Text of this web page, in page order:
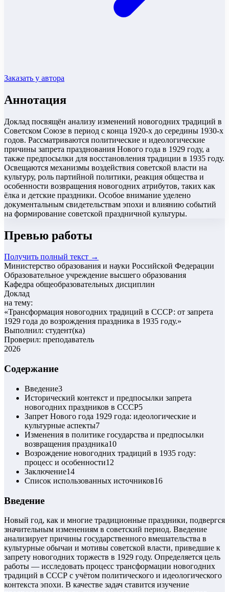
Заказать у автора
Аннотация
Доклад посвящён анализу изменений новогодних традиций в
Советском Союзе в период с конца 1920-х до середины 1930-х
годов. Рассматриваются политические и идеологические
причины запрета празднования Нового года в 1929 году, а
также предпосылки для восстановления традиции в 1935 году.
Освещаются механизмы воздействия советской власти на
культуру, роль партийной политики, реакция общества и
особенности возвращения новогодних атрибутов, таких как
ёлка и детские праздники. Особое внимание уделено
документальным свидетельствам эпохи и влиянию событий
на формирование советской праздничной культуры.
Превью работы
Получить полный текст →
Министерство образования и науки Российской Федерации
Образовательное учреждение высшего образования
Кафедра общеобразовательных дисциплин
Доклад
на тему:
«Трансформация новогодних традиций в СССР: от запрета
1929 года до возрождения праздника в 1935 году.»
Выполнил: студент(ка)
Проверил: преподаватель
2026
Содержание
Введение3
Исторический контекст и предпосылки запрета
новогодних праздников в СССР5
Запрет Нового года 1929 года: идеологические и
культурные аспекты7
Изменения в политике государства и предпосылки
возвращения праздника10
Возрождение новогодних традиций в 1935 году:
процесс и особенности12
Заключение14
Список использованных источников16
Введение
Новый год, как и многие традиционные праздники, подвергся
значительным изменениям в советский период. Введение
анализирует причины государственного вмешательства в
культурные обычаи и мотивы советской власти, приведшие к
запрету новогодних торжеств в 1929 году. Определяется цель
работы — исследовать процесс трансформации новогодних
традиций в СССР с учётом политического и идеологического
контекста эпохи. В качестве задач ставится изучение